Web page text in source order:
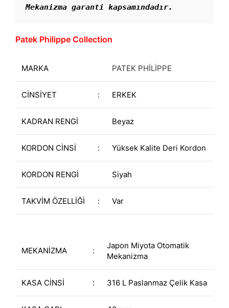
Mekanizma garanti kapsamındadır.
Patek Philippe Collection
MARKA PATEK PHİLİPPE
CİNSİYET : ERKEK
KADRAN RENGİ Beyaz
KORDON CİNSİ : Yüksek Kalite Deri Kordon
KORDON RENGİ Siyah
TAKVİM ÖZELLİĞİ : Var
MEKANİZMA :
Japon Miyota Otomatik
Mekanizma
KASA CİNSİ : 316 L Paslanmaz Çelik Kasa